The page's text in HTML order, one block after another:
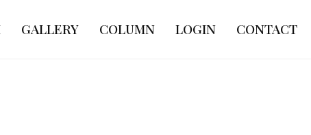
GALLERY COLUMN LOGIN CONTACT